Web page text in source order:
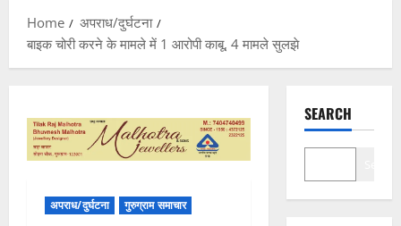
Home
अपराध/दुर्घटना
बाइक चोरी करने के मामले में 1 आरोपी काबू, 4 मामले सुलझे
अपराध/दुर्घटना गुरुग्राम समाचार
SEARCH